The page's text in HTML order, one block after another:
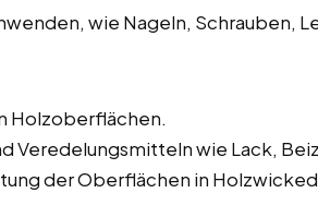
wie Nageln, Schrauben,
Holzoberflächen.
Veredelungsmitteln wie Lack,
der Oberflächen in